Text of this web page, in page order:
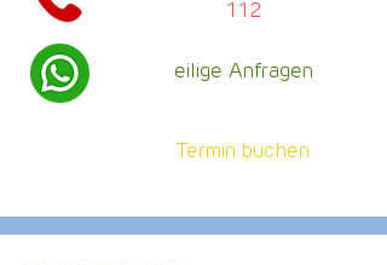
112
eilige Anfragen
Termin buchen